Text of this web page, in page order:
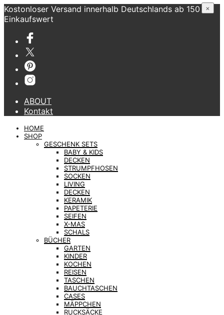
Kostonloser Versand innerhalb Deutschlands ab 150 €
Einkaufswert
ABOUT
Kontakt
HOME
SHOP
GESCHENK SETS
BABY & KIDS
DECKEN
STRUMPFHOSEN
SOCKEN
LIVING
DECKEN
KERAMIK
PAPETERIE
SEIFEN
X-MAS
SCHALS
BÜCHER
GARTEN
KINDER
KOCHEN
REISEN
TASCHEN
BAUCHTASCHEN
CASES
MÄPPCHEN
RUCKSÄCKE
×